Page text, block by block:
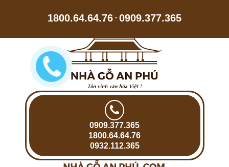
1800.64.64.76 - 0909.377.365
0909.377.365
1800.64.64.76
0932.112.365